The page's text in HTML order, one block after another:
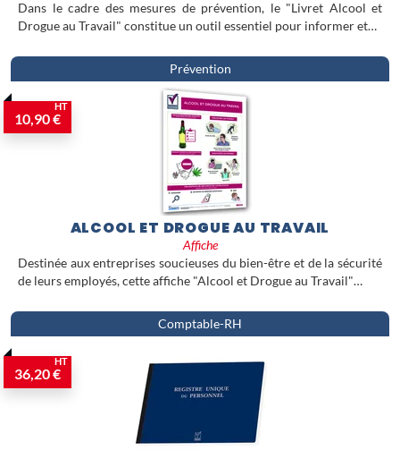
Dans le cadre des mesures de prévention, le "Livret Alcool et
Drogue au Travail" constitue un outil essentiel pour informer et…
Prévention
10,90 €
HT
ALCOOL ET DROGUE AU TRAVAIL
Affiche
Destinée aux entreprises soucieuses du bien-être et de la sécurité
de leurs employés, cette affiche "Alcool et Drogue au Travail"…
Comptable-RH
36,20 €
HT